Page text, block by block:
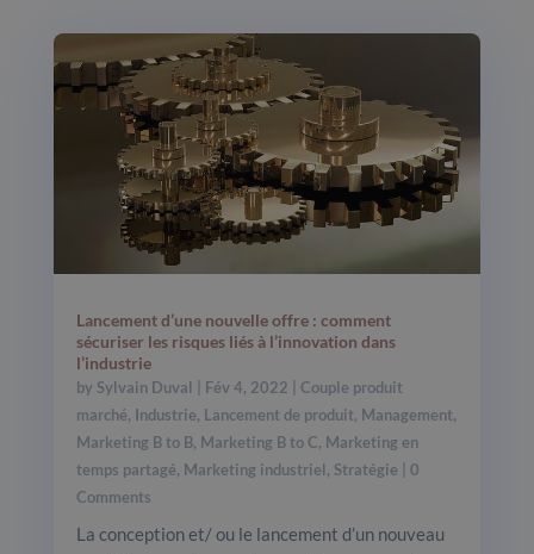
Lancement d’une nouvelle offre : comment
sécuriser les risques liés à l’innovation dans
l’industrie
by Sylvain Duval Fév 4, 2022
Couple produit
marché, Industrie, Lancement de produit, Management,
Marketing B to B, Marketing B to C, Marketing en
temps partagé, Marketing industriel, Stratégie | 0
Comments
La conception et/ ou le lancement d’un nouveau